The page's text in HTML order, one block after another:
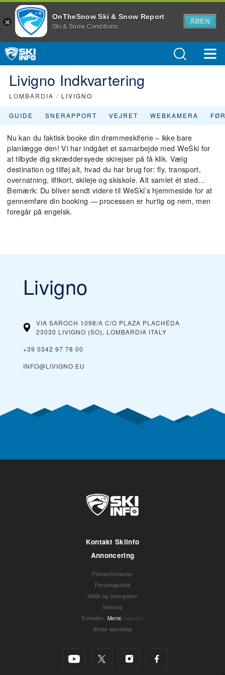
OnTheSnow Ski & Snow Report
Ski & Snow Conditions
ÅBEN
Livigno Indkvartering
LOMBARDIA / LIVIGNO
GUIDE SNERAPPORT VEJRET WEBKAMERA
Nu kan du faktisk booke din drømmeskiferie – ikke bare
planlægge den! Vi har indgået et samarbejde med WeSki for
at tilbyde dig skræddersyede skirejser på få klik. Vælg
destination og tilføj alt, hvad du har brug for: fly, transport,
overnatning, liftkort, skileje og skiskole. Alt samlet ét sted…
Bemærk: Du bliver sendt videre til WeSki’s hjemmeside for at
gennemføre din booking — processen er hurtig og nem, men
foregår på engelsk.
Livigno
VIA SAROCH 1098/A C/O PLAZA PLACHÉDA
23030 LIVIGNO (SO), LOMBARDIA ITALY
+39 0342 97 78 00
INFO@LIVIGNO.EU
Kontakt Skiinfo
Annoncering
Firmainformation
Privatlivspolitik
Vilkår og betingelser
Sitemap
Enheder: Metric Imperial
Afvise samtykke